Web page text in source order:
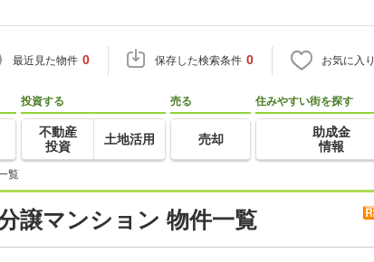
最近見た物件 0 保存した検索条件 0 お気に入り
投資する
不動産
投資
土地活用
売る
売却
住みやすい街を探す
助成金
情報
覧
譲マンション 物件一覧